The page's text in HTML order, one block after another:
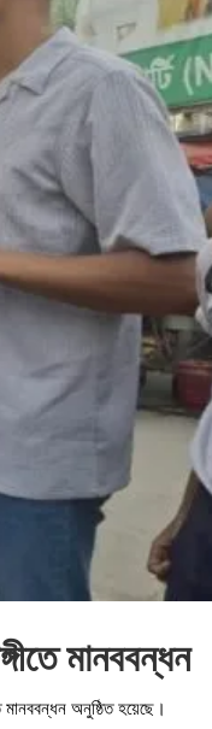
মানববন্ধন
মানববন্ধন অনুষ্ঠিত হয়েছে।